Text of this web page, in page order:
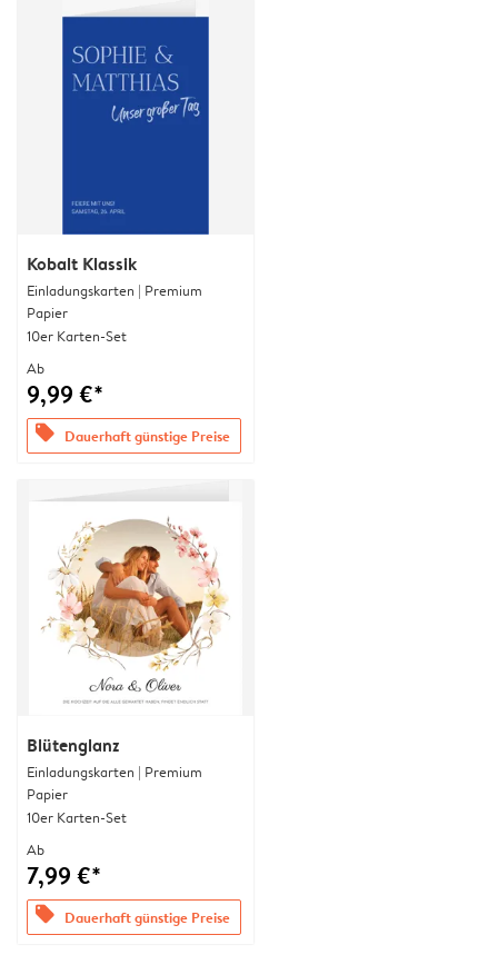
Kobalt Klassik
Einladungskarten | Premium
Papier
10er Karten-Set
Ab
9,99 €*
offers Dauerhaft günstige Preise
Blütenglanz
Einladungskarten | Premium
Papier
10er Karten-Set
Ab
7,99 €*
offers Dauerhaft günstige Preise